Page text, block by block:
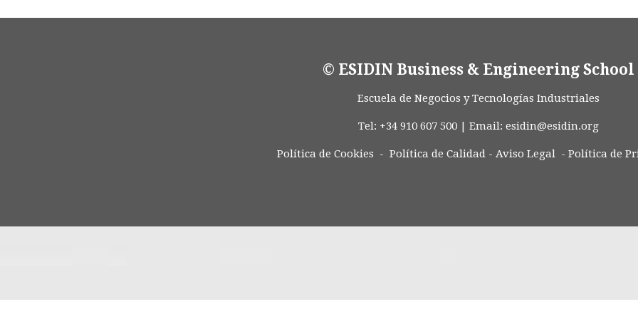
© ESIDIN Business & Engineering School
Escuela de Negocios y Tecnologías Industriales
Tel: +34 910 607 500 | Email: esidin@esidin.org
Política de Cookies - Política de Calidad- Aviso Legal- Política de